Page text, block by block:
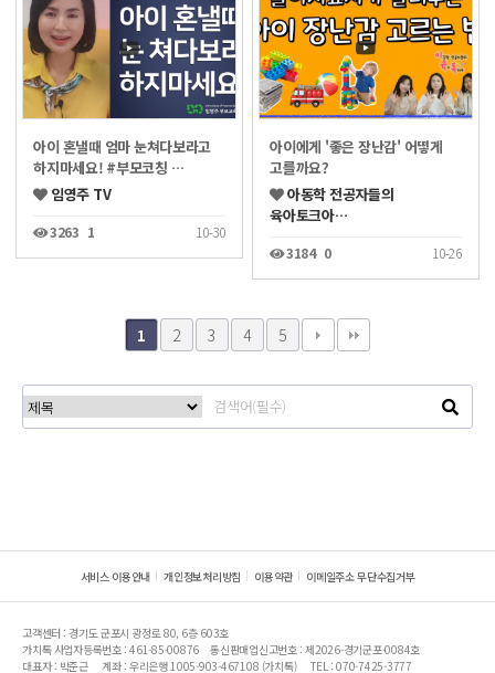
아이 혼낼때 엄마 눈쳐다보라고
하지마세요! #부모코칭 …
임영주 TV
3263 1 10-30
아이에게 '좋은 장난감' 어떻게
고를까요?
아동학 전공자들의
육아토크아…
3184 0 10-26
1 2 3 4 5
서비스 이용안내 개인정보처리방침 이용약관 이메일주소 무단수집거부
고객센터 : 경기도 군포시 광정로 80, 6층 603호
가치톡 사업자등록번호 : 461-85-00876
통신판매업신고번호 : 제2026-경기군포-0084호
대표자 : 박준근
계좌 : 우리은행 1005-903-467108 (가치톡) TEL : 070-7425-3777